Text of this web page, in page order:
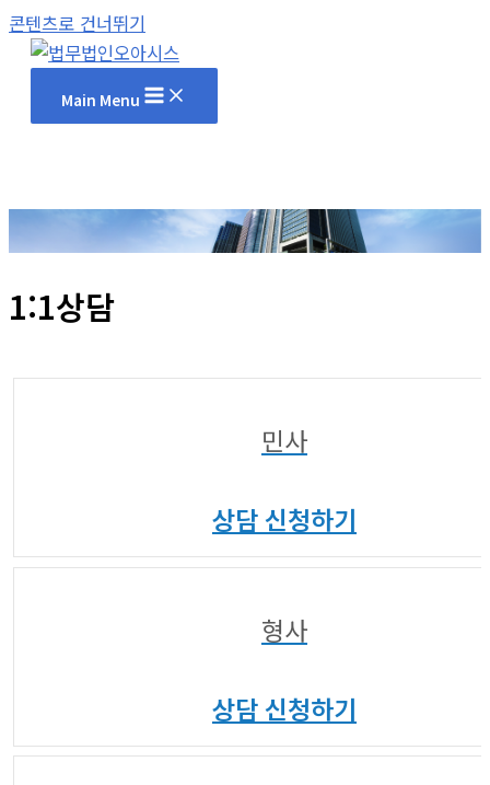
콘텐츠로 건너뛰기
Main Menu
1:1상담
민사
상담 신청하기
형사
상담 신청하기